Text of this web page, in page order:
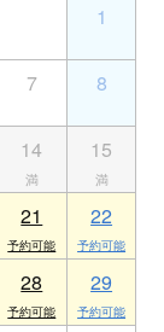
1
7 8
14 15
21 22
28 29